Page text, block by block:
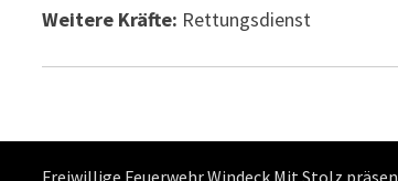
Weitere Kräfte: Rettungsdienst
Freiwillige Feuerwehr Windeck Mit Stolz